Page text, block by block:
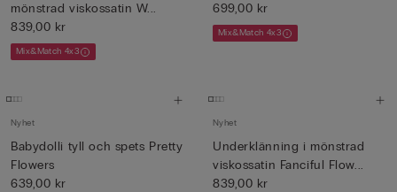
mönstrad viskossatin W...
839,00 kr
Mix&Match 4x3
699,00 kr
Mix&Match 4x3
Nyhet
Babydolli tyll och spets Pretty
Flowers
639,00 kr
Nyhet
Underklänning i mönstrad
viskossatin Fanciful Flow...
839,00 kr